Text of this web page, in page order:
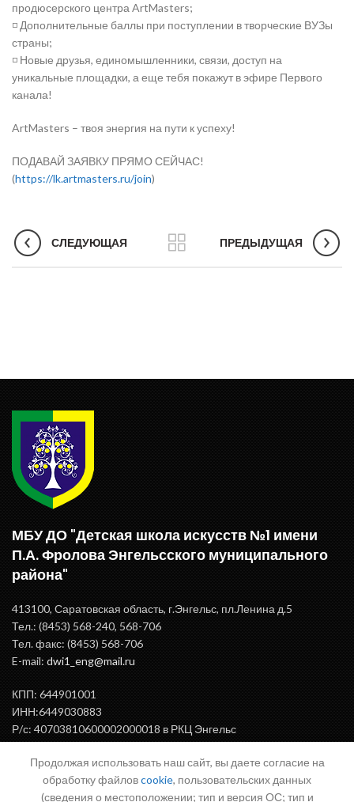
продюсерского центра ArtMasters;
◽️ Дополнительные баллы при поступлении в творческие ВУЗы
страны;
◽️ Новые друзья, единомышленники, связи, доступ на
уникальные площадки, а еще тебя покажут в эфире Первого
канала!
ArtMasters – твоя энергия на пути к успеху!
ПОДАВАЙ ЗАЯВКУ ПРЯМО СЕЙЧАС!
(https://lk.artmasters.ru/join)
СЛЕДУЮЩАЯ ПРЕДЫДУЩАЯ
МБУ ДО "Детская школа искусств №1 имени
П.А. Фролова Энгельсского муниципального
района"
413100, Саратовская область, г.Энгельс, пл.Ленина д.5
Тел.: (8453) 568-240, 568-706
Тел. факс: (8453) 568-706
E-mail: dwi1_eng@mail.ru
КПП: 644901001
ИНН:6449030883
Р/с: 40703810600002000018 в РКЦ Энгельс
Продолжая использовать наш сайт, вы даете согласие на
обработку файловcookie, пользовательских данных
(сведения о местоположении; тип и версия ОС; тип и